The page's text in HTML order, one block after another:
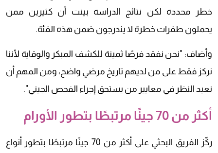
خطر محددة لكن نتائج الدراسة بينت أن كثيرين ممن
يحملون طفرات خطرة لا يندرجون ضمن هذه الفئة.
وأضاف: "نحن نفقد فرصًا ثمينة للكشف المبكر والوقاية لأننا
نركز فقط على من لديهم تاريخ مرضي واضح، ومن المهم أن
نعيد النظر في معايير من يستحق إجراء الفحص الجيني".
أكثر من 70 جينًا مرتبطًا بتطور الأورام
ركّز الفريق البحثي على أكثر من 70 جينًا مرتبطًا بتطور أنواع